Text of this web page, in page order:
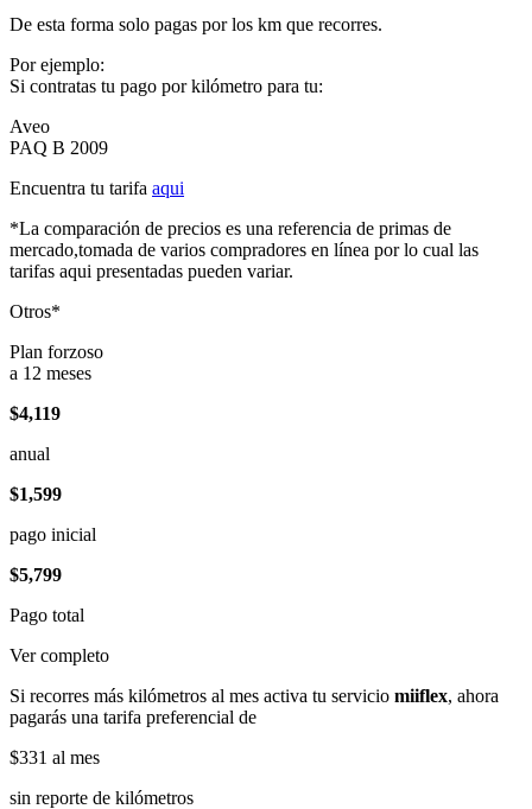
De esta forma solo pagas por los km que recorres.
Por ejemplo:
Si contratas tu pago por kilómetro para tu:
Aveo
PAQ B 2009
Encuentra tu tarifa aqui
*La comparación de precios es una referencia de primas de
mercado,tomada de varios compradores en línea por lo cual las
tarifas aqui presentadas pueden variar.
Otros*
Plan forzoso
a 12 meses
$4,119
anual
$1,599
pago inicial
$5,799
Pago total
Ver completo
Si recorres más kilómetros al mes activa tu servicio miiflex, ahora
pagarás una tarifa preferencial de
$331 al mes
sin reporte de kilómetros